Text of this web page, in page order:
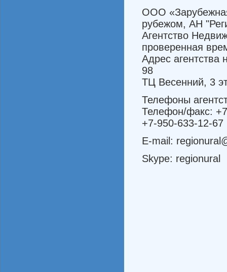
ООО
рубежом, АН
Агентство
проверенная
Адрес агентства
98
ТЦ Весенний, 3
Телефоны
Телефон/факс:
+7-950-633-12-67
E-mail:
Skype: regionural